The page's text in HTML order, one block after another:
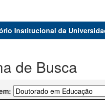
Institucional da
de Busca